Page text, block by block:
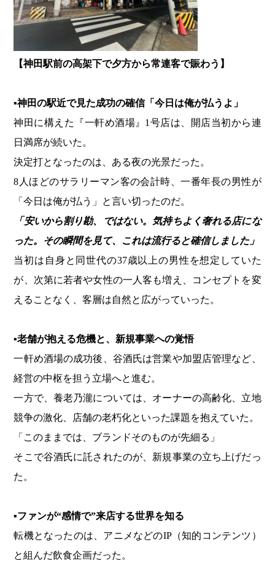
【神田駅前の高架下で夕方から常連客で賑わう】
▪神田の駅近で見た成功の確信「今日は俺が払うよ」
神田に構えた『一軒め酒場』1号店は、開店当初から連
日満席が続いた。
決定打となったのは、ある夜の光景だった。
8人ほどのサラリーマン客の会計時、一番年長の男性が
「今日は俺が払う」と言い切ったのだ。
「安いから割り勘、ではない。気持ちよく奢れる店にな
った。その瞬間を見て、これは流行ると確信しました」
当初は自身と同世代の37歳以上の男性を想定していた
が、次第に若者や女性の一人客も増え、コンセプトを変
えることなく、客層は自然と広がっていった。
▪老舗が抱える危機と、新規事業への覚悟
一軒め酒場の成功後、谷酒氏は営業や加盟店管理など、
経営の中枢を担う立場へと進む。
一方で、養老乃瀧については、オーナーの高齢化、立地
競争の激化、店舗の老朽化といった課題を抱えていた。
「このままでは、ブランドそのものが先細る」
そこで谷酒氏に託されたのが、新規事業の立ち上げだっ
た。
▪ファンが“感情で”来店する世界を知る
転機となったのは、アニメなどのIP（知的コンテンツ）
と組んだ飲食企画だった。